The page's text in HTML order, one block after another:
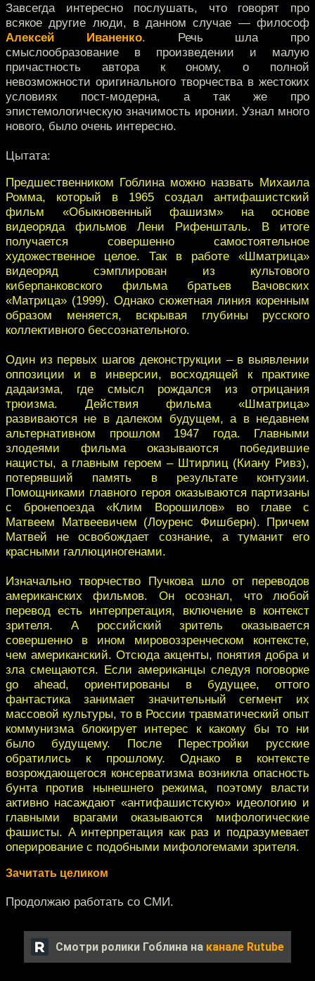
Завсегда интересно послушать, что говорят про
всякое другие люди, в данном случае — философ
Алексей Иваненко. Речь шла про
смыслообразование в произведении и малую
причастность автора к оному, о полной
невозможности оригинального творчества в жестоких
условиях пост-модерна, а так же про
эпистемологическую значимость иронии. Узнал много
нового, было очень интересно.
Цытата:
Предшественником Гоблина можно назвать Михаила
Ромма, который в 1965 создал антифашистский
фильм «Обыкновенный фашизм» на основе
видеоряда фильмов Лени Рифеншталь. В итоге
получается совершенно самостоятельное
художественное целое. Так в работе «Шматрица»
видеоряд сэмплирован из культового
киберпанковского фильма братьев Вачовских
«Матрица» (1999). Однако сюжетная линия коренным
образом меняется, вскрывая глубины русского
коллективного бессознательного.
Один из первых шагов деконструкции – в выявлении
оппозиции и в инверсии, восходящей к практике
дадаизма, где смысл рождался из отрицания
трюизма. Действия фильма «Шматрица»
развиваются не в далеком будущем, а в недавнем
альтернативном прошлом 1947 года. Главными
злодеями фильма оказываются победившие
нацисты, а главным героем – Штирлиц (Киану Ривз),
потерявший память в результате контузии.
Помощниками главного героя оказываются партизаны
с бронепоезда «Клим Ворошилов» во главе с
Матвеем Матвеевичем (Лоуренс Фишберн). Причем
Матвей не освобождает сознание, а туманит его
красными галлюциногенами.
Изначально творчество Пучкова шло от переводов
американских фильмов. Он осознал, что любой
перевод есть интерпретация, включение в контекст
зрителя. А российский зритель оказывается
совершенно в ином мировоззренческом контексте,
чем американский. Отсюда акценты, понятия добра и
зла смещаются. Если американцы следуя поговорке
go ahead, ориентированы в будущее, оттого
фантастика занимает значительный сегмент их
массовой культуры, то в России травматический опыт
коммунизма блокирует интерес к какому бы то ни
было будущему. После Перестройки русские
обратились к прошлому. Однако в контексте
возрождающегося консерватизма возникла опасность
бунта против нынешнего режима, поэтому власти
активно насаждают «антифашистскую» идеологию и
главными врагами оказываются мифологические
фашисты. А интерпретация как раз и подразумевает
оперирование с подобными мифологемами зрителя.
Зачитать целиком
Продолжаю работать со СМИ.
Смотри ролики Гоблина на канале Rutube